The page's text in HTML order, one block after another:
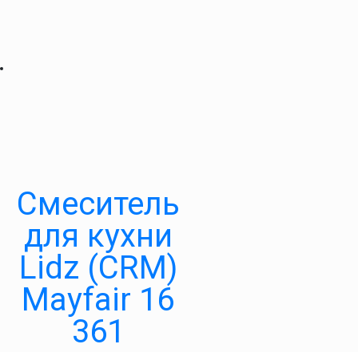
Смеситель
для кухни
Lidz (CRM)
Mayfair 16
361